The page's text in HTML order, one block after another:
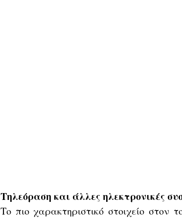
Τηλεόραση και άλλες ηλεκτρονικές
Το πιο χαρακτηριστικό στοιχείο